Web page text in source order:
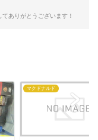
ありがとうございます！
マクドナルド